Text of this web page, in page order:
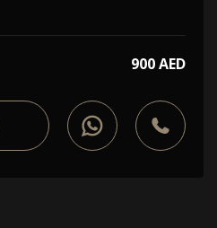
900 AED